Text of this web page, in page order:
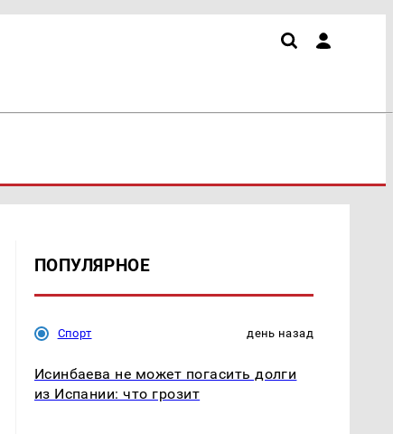
ПОПУЛЯРНОЕ
Спорт день назад
Исинбаева не может погасить долги
из Испании: что грозит